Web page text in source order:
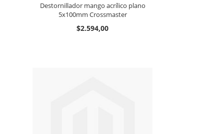
Destornillador mango acrílico plano
5x100mm Crossmaster
$2.594,00